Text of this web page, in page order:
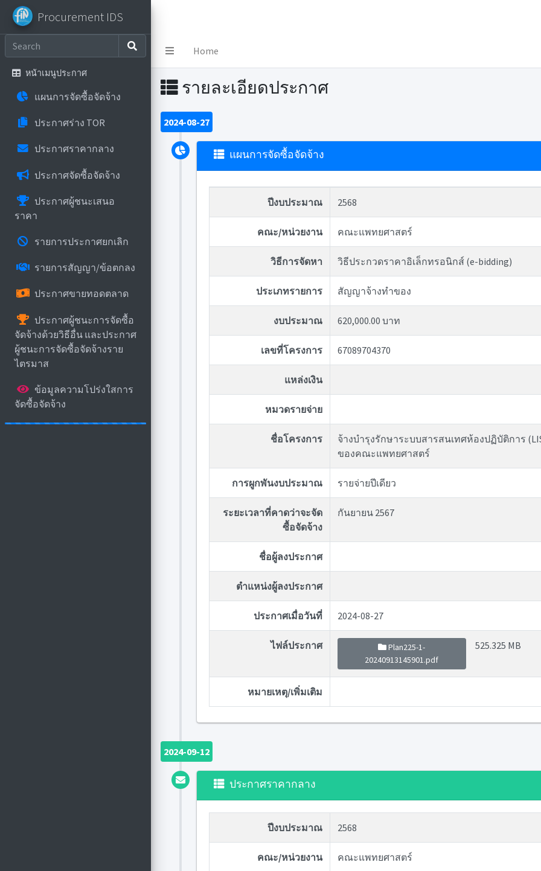
Procurement IDS
Home
Procurement IDS
หน้าเมนูประกาศ
แผนการจัดซื้อจัดจ้าง
ประกาศร่าง TOR
ประกาศราคากลาง
ประกาศจัดซื้อจัดจ้าง
ประกาศผู้ชนะเสนอ
ราคา
รายการประกาศยกเลิก
รายการสัญญา/ข้อตกลง
ประกาศขายทอดตลาด
ประกาศผู้ชนะการจัดซื้อ
จัดจ้างด้วยวิธีอื่น และประกาศ
ผู้ชนะการจัดซื้อจัดจ้างราย
ไตรมาส
ข้อมูลความโปร่งใสการ
จัดซื้อจัดจ้าง
รายละเอียดประกาศ
2024-08-27
แผนการจัดซื้อจัดจ้าง
ปีงบประมาณ 2568
คณะ/หน่วยงาน คณะแพทยศาสตร์
วิธีการจัดหา วิธีประกวดราคาอิเล็กทรอนิกส์ (e-bidding)
ประเภทรายการ สัญญาจ้างทำของ
งบประมาณ 620,000.00 บาท
เลขที่โครงการ 67089704370
แหล่งเงิน
หมวดรายจ่าย
ชื่อโครงการ
จ้างบำรุงรักษาระบบสารสนเทศห้องปฏิบัติการ
ของคณะแพทยศาสตร์
การผูกพันงบประมาณ รายจ่ายปีเดียว
ระยะเวลาที่คาดว่าจะจัด
ซื้อจัดจ้าง
กันยายน 2567
ชื่อผู้ลงประกาศ
ตำแหน่งผู้ลงประกาศ
ประกาศเมื่อวันที่ 2024-08-27
ไฟล์ประกาศ
Plan225-1-
20240913145901.pdf
525.325 MB
หมายเหตุ/เพิ่มเติม
2024-09-12
ประกาศราคากลาง
ปีงบประมาณ 2568
คณะ/หน่วยงาน คณะแพทยศาสตร์